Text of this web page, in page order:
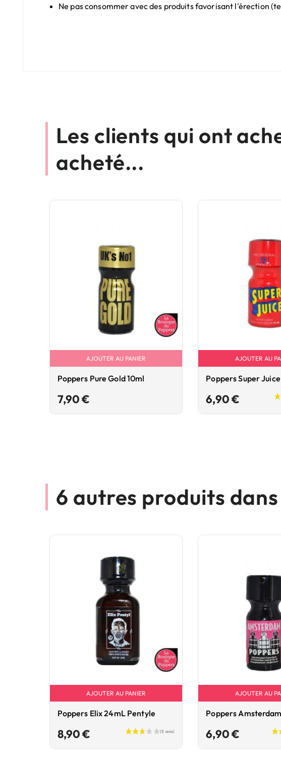
Ne pas consommer avec des produits favorisant l'érection
Les clients qui ont
acheté...
AJOUTER AU PANIER
Poppers Pure Gold 10ml
7,90 €
AJOUTER AU
Poppers Super
6,90 €
6 autres produits
AJOUTER AU PANIER
Poppers Elix 24mL Pentyle
8,90 €
AJOUTER AU
Poppers
6,90 €